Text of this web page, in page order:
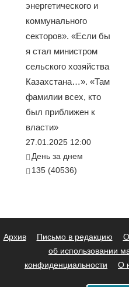
энергетического и
коммунального
секторов». «Если бы
я стал министром
сельского хозяйства
Казахстана…». «Там
фамилии всех, кто
был приближен к
власти»
27.01.2025 12:00
День за днем
135 (40536)
Архив Письмо в редакцию
об использовании
конфиденциальности
О